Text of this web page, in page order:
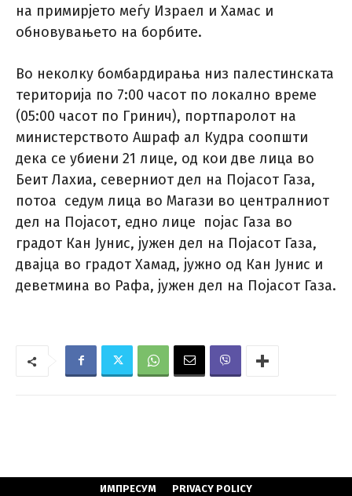
на примирјето меѓу Израел и Хамас и
обновувањето на борбите.
Во неколку бомбардирања низ палестинската
територија по 7:00 часот по локално време
(05:00 часот по Гринич), портпаролот на
министерството Ашраф ал Кудра соопшти
дека се убиени 21 лице, од кои две лица во
Беит Лахиа, северниот дел на Појасот Газа,
потоа седум лица во Магази во централниот
дел на Појасот, едно лице појас Газа во
градот Кан Јунис, јужен дел на Појасот Газа,
двајца во градот Хамад, јужно од Кан Јунис и
деветмина во Рафа, јужен дел на Појасот Газа.
ИМПРЕСУМ PRIVACY POLICY